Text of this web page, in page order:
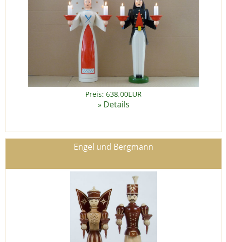
Preis: 638,00EUR
» Details
Engel und Bergmann